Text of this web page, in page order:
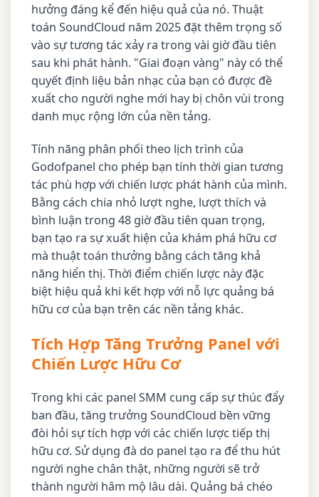
hưởng đáng kể đến hiệu quả của nó. Thuật
toán SoundCloud năm 2025 đặt thêm trọng số
vào sự tương tác xảy ra trong vài giờ đầu tiên
sau khi phát hành. "Giai đoạn vàng" này có thể
quyết định liệu bản nhạc của bạn có được đề
xuất cho người nghe mới hay bị chôn vùi trong
danh mục rộng lớn của nền tảng.
Tính năng phân phối theo lịch trình của
Godofpanel cho phép bạn tính thời gian tương
tác phù hợp với chiến lược phát hành của mình.
Bằng cách chia nhỏ lượt nghe, lượt thích và
bình luận trong 48 giờ đầu tiên quan trọng,
bạn tạo ra sự xuất hiện của khám phá hữu cơ
mà thuật toán thưởng bằng cách tăng khả
năng hiển thị. Thời điểm chiến lược này đặc
biệt hiệu quả khi kết hợp với nỗ lực quảng bá
hữu cơ của bạn trên các nền tảng khác.
Tích Hợp Tăng Trưởng Panel với
Chiến Lược Hữu Cơ
Trong khi các panel SMM cung cấp sự thúc đẩy
ban đầu, tăng trưởng SoundCloud bền vững
đòi hỏi sự tích hợp với các chiến lược tiếp thị
hữu cơ. Sử dụng đà do panel tạo ra để thu hút
người nghe chân thật, những người sẽ trở
thành người hâm mộ lâu dài. Quảng bá chéo